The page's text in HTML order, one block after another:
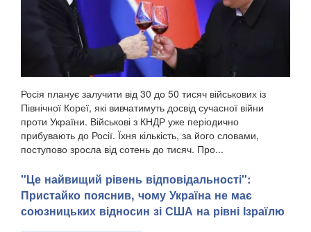
Росія планує залучити від 30 до 50 тисяч військових із
Північної Кореї, які вивчатимуть досвід сучасної війни
проти України. Військові з КНДР уже періодично
прибувають до Росії. Їхня кількість, за його словами,
поступово зросла від сотень до тисяч. Про...
"Це найвищий рівень відповідальності":
Пристайко пояснив, чому Україна не має
союзницьких відносин зі США на рівні Ізраїлю